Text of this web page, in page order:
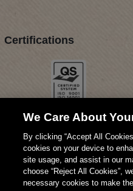
Certifications
We Care About
By clicking “Accept All
cookies on your device to
site usage, and assist in our
choose “Reject All Cookies”,
necessary cookies to make